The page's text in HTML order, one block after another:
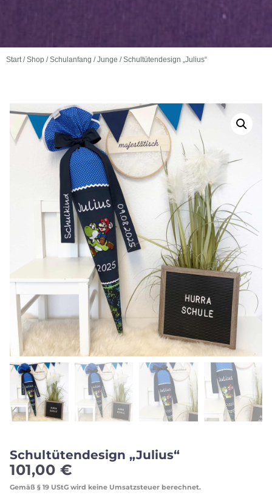
Start/Shop /Schulanfang /Junge / Schultütendesign „Julius“
Schultütendesign „Julius“
101,00 €
Gemäß § 19 UStG wird keine Umsatzsteuer berechnet.